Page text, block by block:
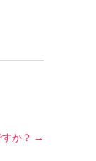
か？ →